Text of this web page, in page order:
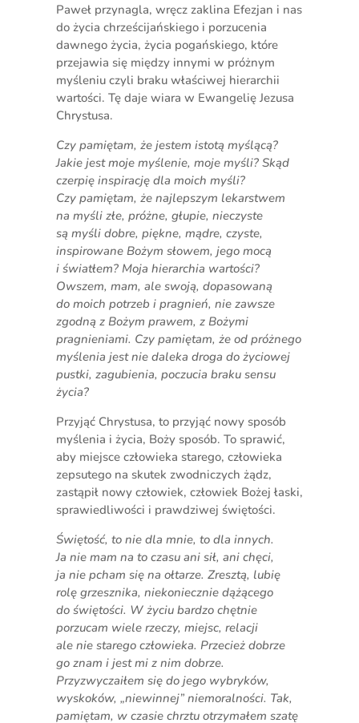
Paweł przynagla, wręcz zaklina Efezjan i nas
do życia chrześcijańskiego i porzucenia
dawnego życia, życia pogańskiego, które
przejawia się między innymi w próżnym
myśleniu czyli braku właściwej hierarchii
wartości. Tę daje wiara w Ewangelię Jezusa
Chrystusa.
Czy pamiętam, że jestem istotą myślącą?
Jakie jest moje myślenie, moje myśli? Skąd
czerpię inspirację dla moich myśli?
Czy pamiętam, że najlepszym lekarstwem
na myśli złe, próżne, głupie, nieczyste
są myśli dobre, piękne, mądre, czyste,
inspirowane Bożym słowem, jego mocą
i światłem? Moja hierarchia wartości?
Owszem, mam, ale swoją, dopasowaną
do moich potrzeb i pragnień, nie zawsze
zgodną z Bożym prawem, z Bożymi
pragnieniami. Czy pamiętam, że od próżnego
myślenia jest nie daleka droga do życiowej
pustki, zagubienia, poczucia braku sensu
życia?
Przyjąć Chrystusa, to przyjąć nowy sposób
myślenia i życia, Boży sposób. To sprawić,
aby miejsce człowieka starego, człowieka
zepsutego na skutek zwodniczych żądz,
zastąpił nowy człowiek, człowiek Bożej łaski,
sprawiedliwości i prawdziwej świętości.
Świętość, to nie dla mnie, to dla innych.
Ja nie mam na to czasu ani sił, ani chęci,
ja nie pcham się na ołtarze. Zresztą, lubię
rolę grzesznika, niekoniecznie dążącego
do świętości. W życiu bardzo chętnie
porzucam wiele rzeczy, miejsc, relacji
ale nie starego człowieka. Przecież dobrze
go znam i jest mi z nim dobrze.
Przyzwyczaiłem się do jego wybryków,
wyskoków, „niewinnej” niemoralności. Tak,
pamiętam, w czasie chrztu otrzymałem szatę